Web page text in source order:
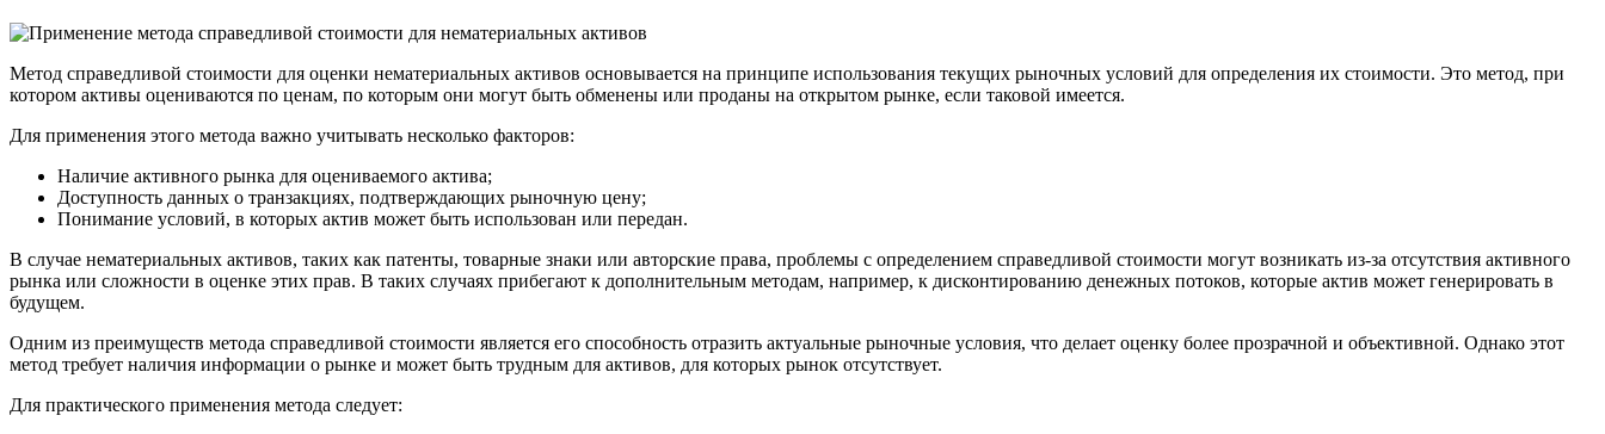
Метод справедливой стоимости для оценки нематериальных активов основывается на принципе использования текущих рыночных условий для определения их стоимости. Это метод, при
котором активы оцениваются по ценам, по которым они могут быть обменены или проданы на открытом рынке, если таковой имеется.
Для применения этого метода важно учитывать несколько факторов:
Наличие активного рынка для оцениваемого актива;
Доступность данных о транзакциях, подтверждающих рыночную цену;
Понимание условий, в которых актив может быть использован или передан.
В случае нематериальных активов, таких как патенты, товарные знаки или авторские права, проблемы с определением справедливой стоимости могут возникать из-за отсутствия активного
рынка или сложности в оценке этих прав. В таких случаях прибегают к дополнительным методам, например, к дисконтированию денежных потоков, которые актив может генерировать в
будущем.
Одним из преимуществ метода справедливой стоимости является его способность отразить актуальные рыночные условия, что делает оценку более прозрачной и объективной. Однако этот
метод требует наличия информации о рынке и может быть трудным для активов, для которых рынок отсутствует.
Для практического применения метода следует: